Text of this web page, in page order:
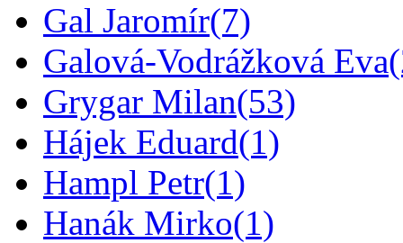
Gal Jaromír(7)
Galová-Vodrážková Eva
Grygar Milan(53)
Hájek Eduard(1)
Hampl Petr(1)
Hanák Mirko(1)